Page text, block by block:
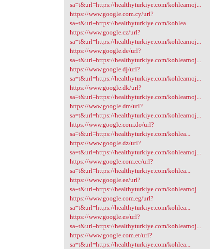
sa=t&url=https://healthyturkiye.com/kohlearnoj...
https://www.google.com.cy/url?
sa=t&url=https://healthyturkiye.com/kohlea...
https://www.google.cz/url?
sa=t&url=https://healthyturkiye.com/kohlearnoj...
https://www.google.de/url?
sa=t&url=https://healthyturkiye.com/kohlearnoj...
https://www.google.dj/url?
sa=t&url=https://healthyturkiye.com/kohlearnoj...
https://www.google.dk/url?
sa=t&url=https://healthyturkiye.com/kohlearnoj...
https://www.google.dm/url?
sa=t&url=https://healthyturkiye.com/kohlearnoj...
https://www.google.com.do/url?
sa=t&url=https://healthyturkiye.com/kohlea...
https://www.google.dz/url?
sa=t&url=https://healthyturkiye.com/kohlearnoj...
https://www.google.com.ec/url?
sa=t&url=https://healthyturkiye.com/kohlea...
https://www.google.ee/url?
sa=t&url=https://healthyturkiye.com/kohlearnoj...
https://www.google.com.eg/url?
sa=t&url=https://healthyturkiye.com/kohlea...
https://www.google.es/url?
sa=t&url=https://healthyturkiye.com/kohlearnoj...
https://www.google.com.et/url?
sa=t&url=https://healthyturkiye.com/kohlea...